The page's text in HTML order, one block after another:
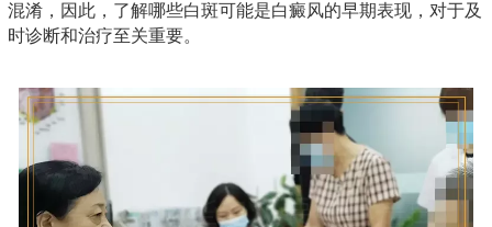
混淆，因此，了解哪些白斑可能是白癜风的早期表现，对于及
时诊断和治疗至关重要。